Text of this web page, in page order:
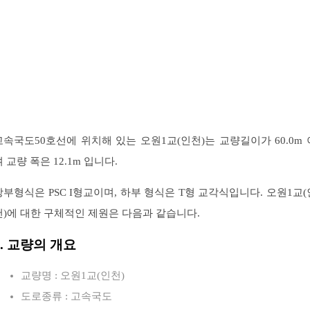
속국도50호선에 위치해 있는 오원1교(인천)는 교량길이가 60.0m
교량 폭은 12.1m 입니다.
부형식은 PSC I형교이며, 하부 형식은 T형 교각식입니다. 오원1교(
)에 대한 구체적인 제원은 다음과 같습니다.
교량의 개요
교량명 : 오원1교(인천)
도로종류 : 고속국도